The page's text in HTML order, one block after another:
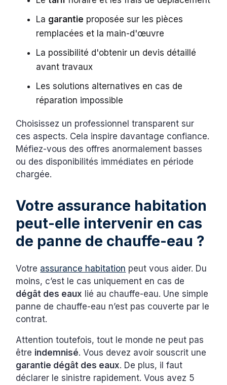
La garantie proposée sur les pièces
remplacées et la main-d'œuvre
La possibilité d'obtenir un devis détaillé
avant travaux
Les solutions alternatives en cas de
réparation impossible
Choisissez un professionnel transparent sur
ces aspects. Cela inspire davantage confiance.
Méfiez-vous des offres anormalement basses
ou des disponibilités immédiates en période
chargée.
Votre assurance habitation
peut-elle intervenir en cas
de panne de chauffe-eau ?
Votre assurance habitation peut vous aider. Du
moins, c’est le cas uniquement en cas de
dégât des eaux lié au chauffe-eau. Une simple
panne de chauffe-eau n’est pas couverte par le
contrat.
Attention toutefois, tout le monde ne peut pas
être indemnisé. Vous devez avoir souscrit une
garantie dégât des eaux. De plus, il faut
déclarer le sinistre rapidement. Vous avez 5